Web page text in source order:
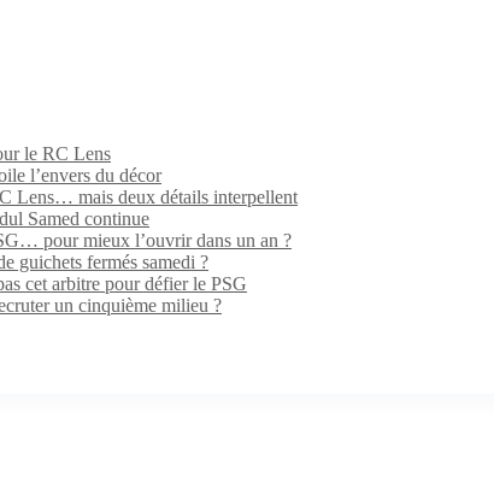
le RC Lens
l’envers du décor
Lens… mais deux détails interpellent
Samed continue
pour mieux l’ouvrir dans un an ?
guichets fermés samedi ?
cet arbitre pour défier le PSG
un cinquième milieu ?